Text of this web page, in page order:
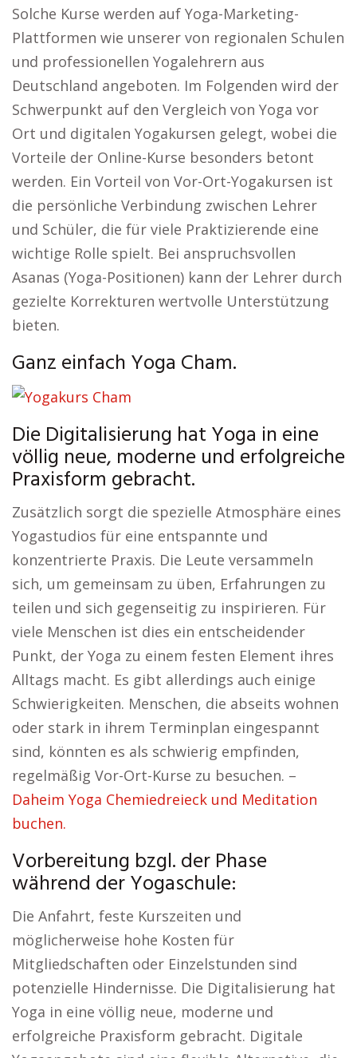
Solche Kurse werden auf Yoga-Marketing-
Plattformen wie unserer von regionalen Schulen
und professionellen Yogalehrern aus
Deutschland angeboten. Im Folgenden wird der
Schwerpunkt auf den Vergleich von Yoga vor
Ort und digitalen Yogakursen gelegt, wobei die
Vorteile der Online-Kurse besonders betont
werden. Ein Vorteil von Vor-Ort-Yogakursen ist
die persönliche Verbindung zwischen Lehrer
und Schüler, die für viele Praktizierende eine
wichtige Rolle spielt. Bei anspruchsvollen
Asanas (Yoga-Positionen) kann der Lehrer durch
gezielte Korrekturen wertvolle Unterstützung
bieten.
Ganz einfach Yoga Cham.
Die Digitalisierung hat Yoga in eine
völlig neue, moderne und erfolgreiche
Praxisform gebracht.
Zusätzlich sorgt die spezielle Atmosphäre eines
Yogastudios für eine entspannte und
konzentrierte Praxis. Die Leute versammeln
sich, um gemeinsam zu üben, Erfahrungen zu
teilen und sich gegenseitig zu inspirieren. Für
viele Menschen ist dies ein entscheidender
Punkt, der Yoga zu einem festen Element ihres
Alltags macht. Es gibt allerdings auch einige
Schwierigkeiten. Menschen, die abseits wohnen
oder stark in ihrem Terminplan eingespannt
sind, könnten es als schwierig empfinden,
regelmäßig Vor-Ort-Kurse zu besuchen. –
Daheim Yoga Chemiedreieck und Meditation
buchen.
Vorbereitung bzgl. der Phase
während der Yogaschule:
Die Anfahrt, feste Kurszeiten und
möglicherweise hohe Kosten für
Mitgliedschaften oder Einzelstunden sind
potenzielle Hindernisse. Die Digitalisierung hat
Yoga in eine völlig neue, moderne und
erfolgreiche Praxisform gebracht. Digitale